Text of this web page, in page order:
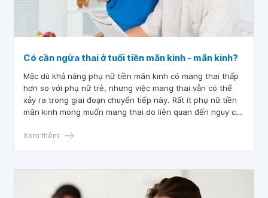
Có cần ngừa thai ở tuổi tiền mãn kinh - mãn kinh?
Mặc dù khả năng phụ nữ tiền mãn kinh có mang thai thấp
hơn so với phụ nữ trẻ, nhưng việc mang thai vẫn có thể
xảy ra trong giai đoạn chuyển tiếp này. Rất ít phụ nữ tiền
mãn kinh mong muốn mang thai do liên quan đến nguy cơ
thai rất quan trọng đối với phụ nữ tiền mãn kinh.
Xem thêm